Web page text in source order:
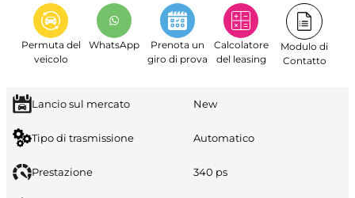
Permuta del
veicolo
WhatsApp
Prenota un
giro di prova
Calcolatore
del leasing
Modulo di
Contatto
Lancio sul mercato New
Tipo di trasmissione Automatico
Prestazione 340 ps